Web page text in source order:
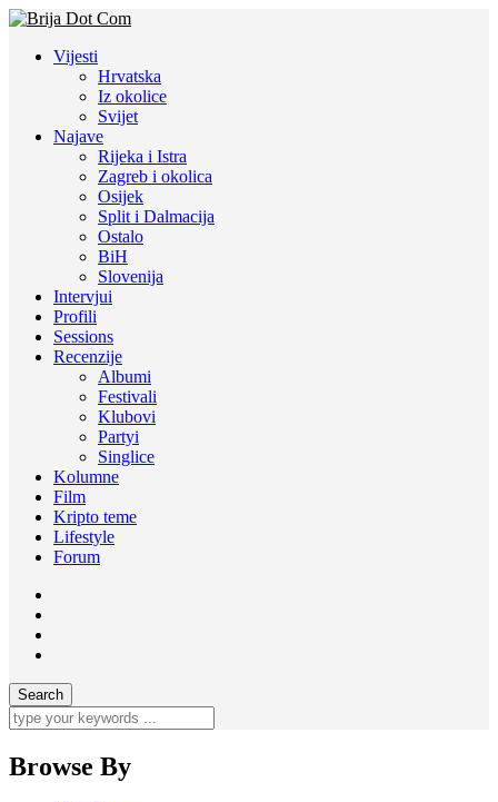
Vijesti
Hrvatska
Iz okolice
Svijet
Najave
Rijeka i Istra
Zagreb i okolica
Osijek
Split i Dalmacija
Ostalo
BiH
Slovenija
Intervjui
Profili
Sessions
Recenzije
Albumi
Festivali
Klubovi
Partyi
Singlice
Kolumne
Film
Kripto teme
Lifestyle
Forum
Browse By